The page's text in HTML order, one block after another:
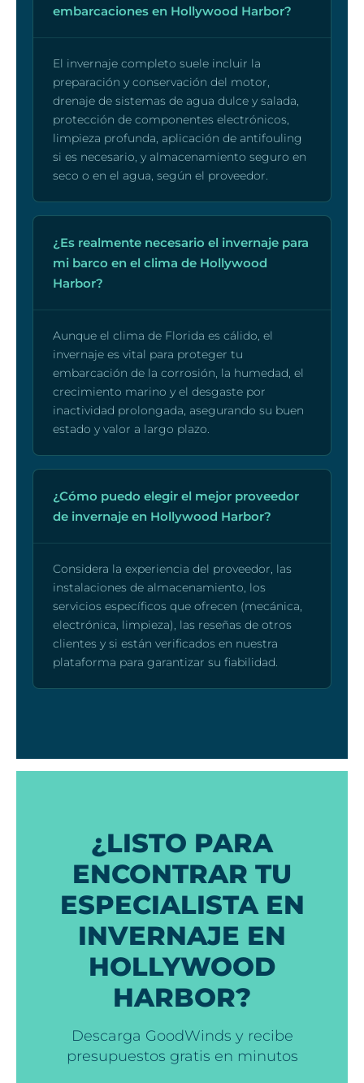
embarcaciones en Hollywood Harbor?
El invernaje completo suele incluir la
preparación y conservación del motor,
drenaje de sistemas de agua dulce y salada,
protección de componentes electrónicos,
limpieza profunda, aplicación de antifouling
si es necesario, y almacenamiento seguro en
seco o en el agua, según el proveedor.
¿Es realmente necesario el invernaje para
mi barco en el clima de Hollywood
Harbor?
Aunque el clima de Florida es cálido, el
invernaje es vital para proteger tu
embarcación de la corrosión, la humedad, el
crecimiento marino y el desgaste por
inactividad prolongada, asegurando su buen
estado y valor a largo plazo.
¿Cómo puedo elegir el mejor proveedor
de invernaje en Hollywood Harbor?
Considera la experiencia del proveedor, las
instalaciones de almacenamiento, los
servicios específicos que ofrecen (mecánica,
electrónica, limpieza), las reseñas de otros
clientes y si están verificados en nuestra
plataforma para garantizar su fiabilidad.
¿LISTO PARA
ENCONTRAR TU
ESPECIALISTA EN
INVERNAJE EN
HOLLYWOOD
HARBOR?
Descarga GoodWinds y recibe
presupuestos gratis en minutos